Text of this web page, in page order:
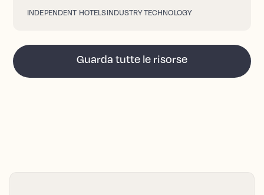
INDEPENDENT HOTELSINDUSTRY TECHNOLOGY
Guarda tutte le risorse